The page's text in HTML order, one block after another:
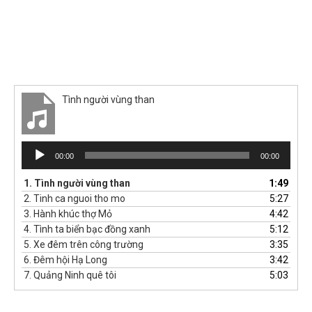
Tình người vùng than
Trình
phát
âm
thanh
00:00 00:00
1. Tình người vùng than
1:49
2. Tinh ca nguoi tho mo
5:27
3. Hành khúc thợ Mỏ
4:42
4. Tình ta biển bạc đồng xanh
5:12
5. Xe đêm trên công trường
3:35
6. Đêm hội Hạ Long
3:42
7. Quảng Ninh quê tôi 5:03